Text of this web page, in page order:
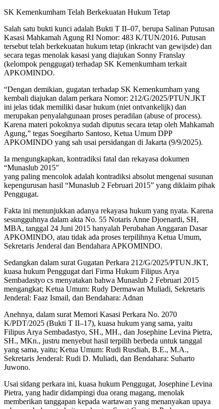
SK Kemenkumham Telah Berkekuatan Hukum Tetap
Salah satu bukti kunci adalah Bukti T II–07, berupa Salinan Putusan
Kasasi Mahkamah Agung RI Nomor: 483 K/TUN/2016. Putusan
tersebut telah berkekuatan hukum tetap (inkracht van gewijsde) dan
secara tegas menolak kasasi yang diajukan Sonny Franslay
(kelompok penggugat) terhadap SK Kemenkumham terkait
APKOMINDO.
“Dengan demikian, gugatan terhadap SK Kemenkumham yang
kembali diajukan dalam perkara Nomor: 212/G/2025/PTUN.JKT
ini jelas tidak memiliki dasar hukum (niet ontvankelijk) dan
merupakan penyalahgunaan proses peradilan (abuse of process).
Karena materi pokoknya sudah diputus secara tetap oleh Mahkamah
Agung,” tegas Soegiharto Santoso, Ketua Umum DPP
APKOMINDO yang sah usai persidangan di Jakarta (9/9/2025).
Ia mengungkapkan, kontradiksi fatal dan rekayasa dokumen
“Munaslub 2015″
yang paling mencolok adalah kontradiksi absolut mengenai susunan
kepengurusan hasil “Munaslub 2 Februari 2015” yang diklaim pihak
Penggugat.
Fakta ini menunjukkan adanya rekayasa hukum yang nyata. Karena
sesungguhnya dalam akta No. 55 Notaris Anne Djoenardi, SH,
MBA, tanggal 24 Juni 2015 hanyalah Perubahan Anggaran Dasar
APKOMINDO, atau tidak ada proses terpilihnya Ketua Umum,
Sekretaris Jenderal dan Bendahara APKOMINDO.
Sedangkan dalam surat Gugatan Perkara 212/G/2025/PTUN.JKT,
kuasa hukum Penggugat dari Firma Hukum Filipus Arya
Sembadastyo cs menyatakan bahwa Munaslub 2 Februari 2015
mengangkat; Ketua Umum: Rudy Dermawan Muliadi, Sekretaris
Jenderal: Faaz Ismail, dan Bendahara: Adnan
Anehnya, dalam surat Memori Kasasi Perkara No. 2070
K/PDT/2025 (Bukti T II–17), kuasa hukum yang sama, yaitu
Filipus Arya Sembadastyo, SH., MH., dan Josephine Levina Pietra,
SH., MKn., justru menyebut hasil terpilih berbeda untuk tanggal
yang sama, yaitu; Ketua Umum: Rudi Rusdiah, B.E., M.A.,
Sekretaris Jenderal: Rudi D. Muliadi, dan Bendahara: Suharto
Juwono.
Usai sidang perkara ini, kuasa hukum Penggugat, Josephine Levina
Pietra, yang hadir didampingi dua orang magang, menolak
memberikan tanggapan kepada wartawan yang menanyakan upaya